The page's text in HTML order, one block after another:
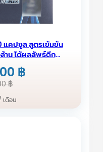
แคปซูล สูตรเข้มข้น
น ได้ผลลัพธ์ดีกว่า
฿
฿
เดือน